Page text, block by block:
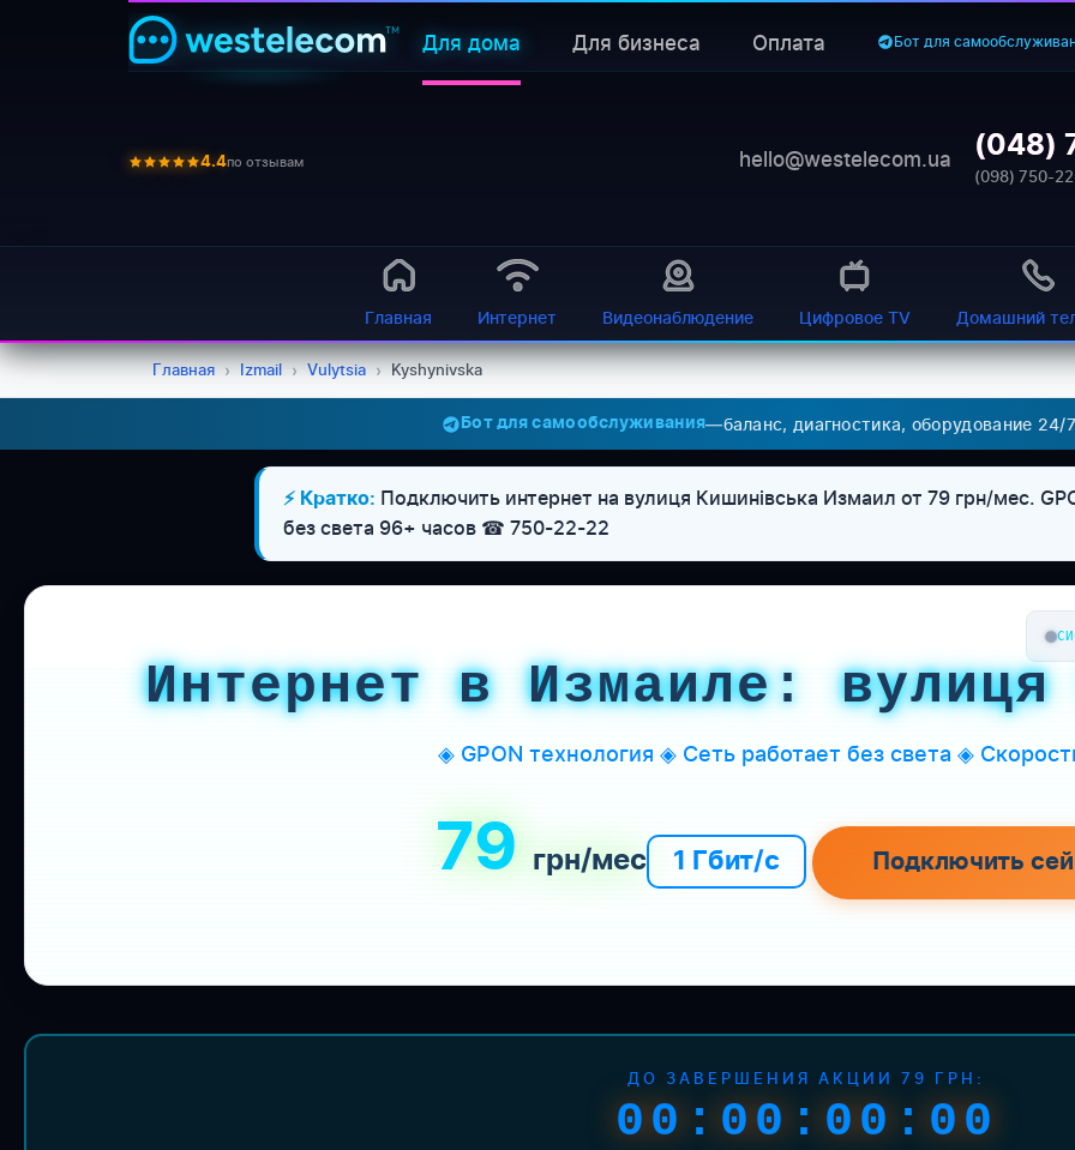
Для дома Для бизнеса Оплата Бот для
4.4по отзывам hello@westelecom.ua (048)
(098) 750-
Главная Интернет Видеонаблюдение Цифровое TV Домашний
Главная › Izmail › Vulytsia › Kyshynivska
Бот для самообслуживания—баланс, диагностика, оборудование 24/7
⚡ Кратко: Подключить интернет на вулиця Кишинівська Измаил от 79 грн/мес.
без света 96+ часов ☎ 750-22-22
Интернет в Измаиле: вулиця
◈ GPON технология ◈ Сеть работает без света ◈
79 грн/мес 1 Гбит/с Подключить
ДО ЗАВЕРШЕНИЯ АКЦИИ 79 ГРН:
00:00:00:00